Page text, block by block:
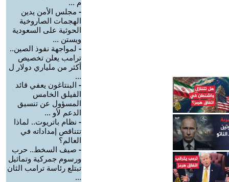
م ...
- مجلس الأمن يدين
الهجمات الصاروخية
الحوثية على السعودية
ويستن ...
- لمواجهة نفوذ الصين..
ترامب يعلن تخصيص
أكثر من ملياري دولار ل
...
- البنتاغون يعفي قائد
الفيلق الخامس
المسؤول عن تنسيق
الدعم لأو ...
- نظام باتريوت.. لماذا
تتناقص إمداداته في
العالم؟
- صيف السخط.. حرب
ورسوم جمركية وتماثيل
تبتلع رئاسة ترامب الثان
...